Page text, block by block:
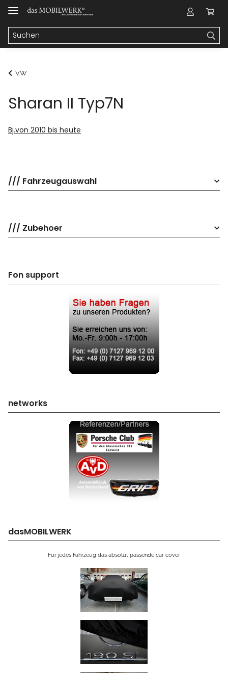
VW
Sharan II Typ7N
Bj.von 2010 bis heute
/// Fahrzeugauswahl
/// Zubehoer
Fon support
networks
dasMOBILWERK
Für jedes Fahrzeug das absolut passende car cover